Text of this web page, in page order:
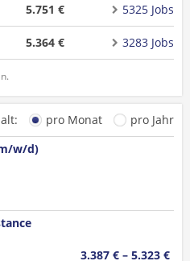
5.751 € 5325 Jobs
5.364 € 3283 Jobs
pro Monat pro Jahr
w/d)
3.387 € – 5.323 €